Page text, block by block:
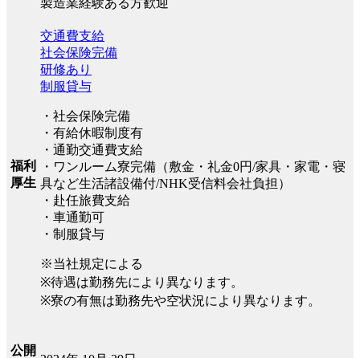
福利
厚生
交通費支給
社会保険完備
研修あり
制服貸与
・社会保険完備
・有給休暇制度有
・通勤交通費支給
・ワンルーム寮完備（敷金・礼金0円/家具・家電・寝
具など生活諸設備付/NHK受信料会社負担）
・赴任旅費支給
・車通勤可
・制服貸与
※当社規定による
※待遇は勤務先により異なります。
※寮の有無は勤務先や空状況により異なります。
公開